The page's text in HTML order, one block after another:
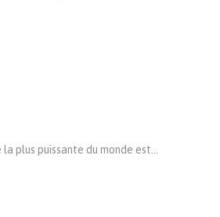
plus puissante du monde est…